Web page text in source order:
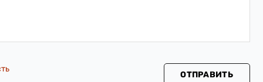
ОТПРАВИТЬ